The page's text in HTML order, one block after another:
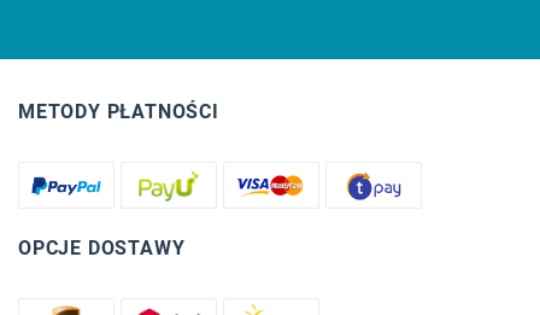
METODY PŁATNOŚCI
OPCJE DOSTAWY